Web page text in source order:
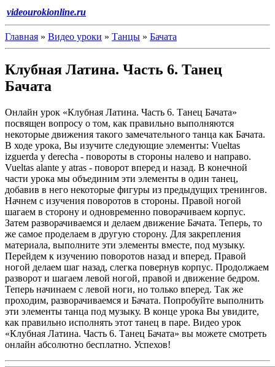
videourokionline.ru
Главная » Видео уроки » Танцы » Бачата
Клубная Латина. Часть 6. Танец
Бачата
Онлайн урок «Клубная Латина. Часть 6. Танец Бачата»
посвящен вопросу о том, как правильно выполняются
некоторые движения такого замечательного танца как Бачата.
В ходе урока, Вы изучите следующие элементы: Vueltas
izguerda y derecha - повороты в стороны налево и направо.
Vueltas alante y atras - поворот вперед и назад. В конечной
части урока мы объединим эти элементы в один танец,
добавив в него некоторые фигуры из предыдущих тренингов.
Начнем с изучения поворотов в стороны. Правой ногой
шагаем в сторону и одновременно поворачиваем корпус.
Затем разворачиваемся и делаем движение Бачата. Теперь, то
же самое проделаем в другую сторону. Для закрепления
материала, выполните эти элементы вместе, под музыку.
Перейдем к изучению поворотов назад и вперед. Правой
ногой делаем шаг назад, слегка повернув корпус. Продолжаем
разворот и шагаем левой ногой, правой и движение бедром.
Теперь начинаем с левой ноги, но только вперед. Так же
проходим, разворачиваемся и Бачата. Попробуйте выполнить
эти элементы танца под музыку. В конце урока Вы увидите,
как правильно исполнять этот танец в паре. Видео урок
«Клубная Латина. Часть 6. Танец Бачата» вы можете смотреть
онлайн абсолютно бесплатно. Успехов!